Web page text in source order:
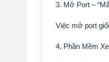
3. Mở Port –
Việc mở port
4. Phần Mềm